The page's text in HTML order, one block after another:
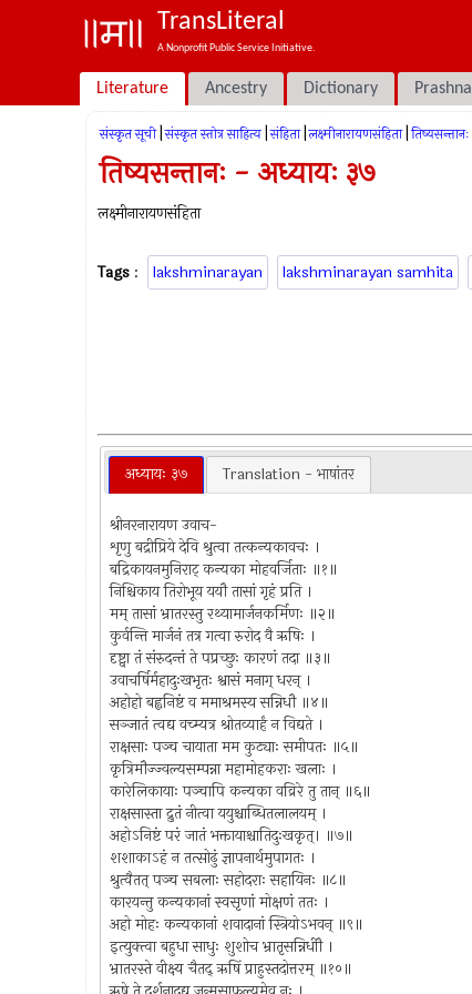
TransLiteral
A Nonprofit Public Service Initiative.
Literature Ancestry Dictionary Prashna
संस्कृत सूची संस्कृत स्तोत्र साहित्य संहिता लक्ष्मीनारायणसंहिता तिष्यसन्तानः
तिष्यसन्तानः - अध्यायः ३७
लक्ष्मीनारायणसंहिता
Tags : lakshminarayan lakshminarayan samhita
अध्यायः ३७ Translation - भाषांतर
श्रीनरनारायण उवाच-
शृणु बद्रीप्रिये देवि श्रुत्वा तत्कन्यकावचः ।
बद्रिकायनमुनिराट् कन्यका मोहवर्जिताः ॥१॥
निश्चिकाय तिरोभूय ययौ तासां गृहं प्रति ।
मम् तासां भ्रातरस्तु रथ्यामार्जनकर्मिणः ॥२॥
कुर्वन्ति मार्जनं तत्र गत्वा रुरोद वै ऋषिः ।
दृष्ट्वा तं संरुदन्तं ते पप्रच्छुः कारणं तदा ॥३॥
उवाचर्षिर्महादुःखभृतः श्वासं मनाग् धरन् ।
अहोहो बह्वनिष्टं व ममाश्रमस्य सन्निधौ ॥४॥
सञ्जातं त्वद्य वच्म्यत्र श्रोतव्यार्हं न विद्यते ।
राक्षसाः पञ्च चायाता मम कुट्याः समीपतः ॥५॥
कृत्रिमौज्ज्वल्यसम्पन्ना महामोहकराः खलाः ।
कारेलिकायाः पञ्चापि कन्यका वव्रिरे तु तान् ॥६॥
राक्षसास्ता द्रुतं नीत्वा ययुश्चाब्धितलालयम् ।
अहोऽनिष्टं परं जातं भक्तायाश्चातिदुःखकृत्। ॥७॥
शशाकाऽहं न तत्सोढुं ज्ञापनार्थमुपागतः ।
श्रुत्वैतत् पञ्च सबलाः सहोदराः सहायिनः ॥८॥
कारयन्तु कन्यकानां स्वसृणां मोक्षणं ततः ।
अहो मोहः कन्यकानां शवादानां स्त्रियोऽभवन् ॥९॥
इत्युक्त्वा बहुधा साधुः शुशोच भ्रातृसन्निधीौ ।
भ्रातरस्ते वीक्ष्य चैतद् ऋषिं प्राहुस्तदोत्तरम् ॥१०॥